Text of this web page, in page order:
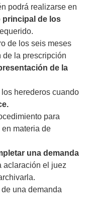
podrá realizarse en
principal de los
de los seis meses
de la prescripción
de la
herederos cuando
para
en materia de
una demanda
aclaración el juez
una demanda